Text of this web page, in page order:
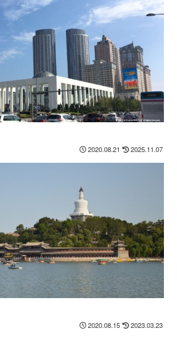
2020.08.21 2025.11.07
2020.08.15 2023.03.23